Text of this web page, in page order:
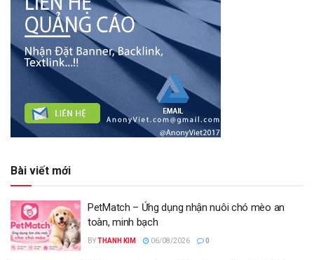
Bài viết mới
PetMatch – Ứng dụng nhận nuôi chó mèo an
toàn, minh bạch
BYTHANH KIM 06/08/2026 0